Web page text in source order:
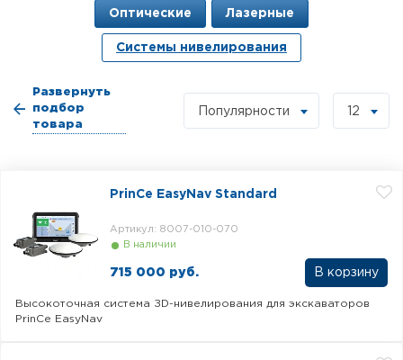
Оптические Лазерные
Системы нивелирования
Развернуть
подбор
товара
Популярности 12
PrinCe EasyNav Standard
В наличии
Артикул: 8007-010-070
715 000 руб.
Высокоточная система ЗD-нивелирования для экскаваторов
PrinCe EasyNav